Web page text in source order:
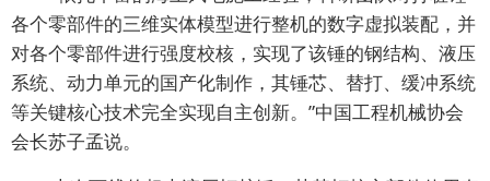
各个零部件的三维实体模型进行整机的数字虚拟装配，并
对各个零部件进行强度校核，实现了该锤的钢结构、液压
系统、动力单元的国产化制作，其锤芯、替打、缓冲系统
等关键核心技术完全实现自主创新。”中国工程机械协会
会长苏子孟说。